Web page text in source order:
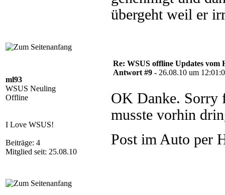
übergeht weil er
ml93
WSUS Neuling
Offline
I Love WSUS!
Beiträge: 4
Mitglied seit: 25.08.10
Re: WSUS offline Updates vom
Antwort #9 - 26.08.10 um
OK Danke. Sorry
musste vorhin
Post im Auto per